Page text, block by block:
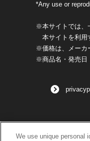
*Any use or
※本サイトでは、
本サイトを利用
※価格は、メーカ
※商品名・発売日
We use unique personal